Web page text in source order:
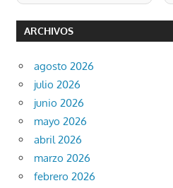
ARCHIVOS
agosto 2026
julio 2026
junio 2026
mayo 2026
abril 2026
marzo 2026
febrero 2026